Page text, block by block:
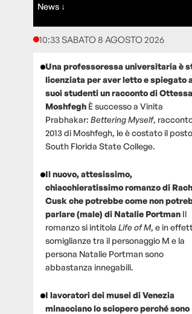
News ↓
10:33 SABATO 8 AGOSTO 2026
Una professoressa universitaria è
licenziata per aver letto e spiegato
suoi studenti un racconto di Ottessa
Moshfegh È successo a Vinita
Prabhakar: Bettering Myself,
2013 di Moshfegh, le è costato il
South Florida State College.
Il nuovo, attesissimo,
chiacchieratissimo romanzo di
Cusk che potrebbe come non
parlare (male) di Natalie Portman Il
romanzo si intitola Life of M, e in
somiglianze tra il personaggio M e la
persona Natalie Portman sono
abbastanza innegabili.
I lavoratori dei musei di Venezia
minacciano lo sciopero perché sono